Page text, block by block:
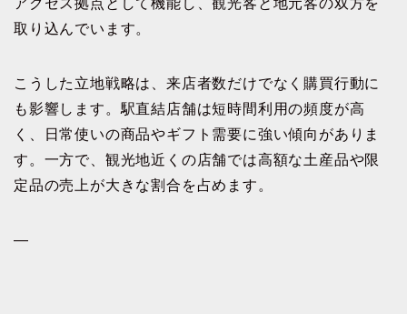
取り込んでいます。
こうした立地戦略は、来店者数だけでなく購買行動に
も影響します。駅直結店舗は短時間利用の頻度が高
く、日常使いの商品やギフト需要に強い傾向がありま
す。一方で、観光地近くの店舗では高額な土産品や限
定品の売上が大きな割合を占めます。
—